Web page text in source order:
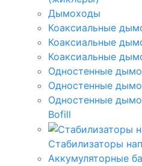
Дымоходы
Коаксиальные
Коаксиальные
Коаксиальные
Одностенные
Одностенные
Одностенные
Bofill
Стабилизаторы
Аккумуляторные